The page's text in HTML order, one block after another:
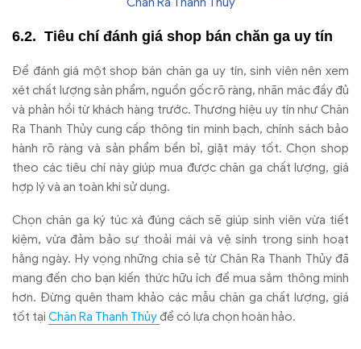
Tiêu chí đánh giá shop bán chăn ga uy tín
Để đánh giá một shop bán chăn ga uy tín, sinh viên nên xem
xét chất lượng sản phẩm, nguồn gốc rõ ràng, nhãn mácđầyđủ
và phản hồi từ khách hàng trước. Thương hiệu uy tín như Chăn
Ra Thanh Thủy cung cấp thông tin minh bạch, chính sách bảo
hành rõ ràng và sản phẩm bền bỉ, giặt máy tốt. Chọn shop
theo các tiêu chí này giúp mua được chăn ga chất lượng, giá
hợp lý và an toàn khi sử dụng.
Chọn chăn ga ký túc xá đúng cách sẽ giúp sinh viên vừa tiết
kiệm, vừađảm bảo sự thoải mái và vệ sinh trong sinh hoạt
hằng ngày. Hy vọng những chia sẻ từ Chăn Ra Thanh Thủyđã
mangđến cho bạn kiến thức hữuích để mua sắm thông minh
hơn. Đừng quên tham khảo các mẫu chăn ga chất lượng, giá
tốt tại Chăn Ra Thanh Thủyđể có l ựa chọn hoàn hảo.